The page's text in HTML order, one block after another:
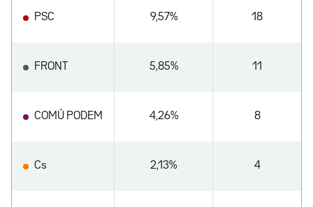
PSC 9,57% 18
FRONT 5,85% 11
COMÚ PODEM 4,26% 8
Cs 2,13% 4